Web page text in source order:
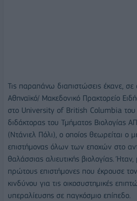
Τις παραπάνω διαπιστώσεις έκανε, σε
Αθηναϊκό/ Μακεδονικό Πρακτορείο
στο University of British Columbia του
διδάκτορας του Τμήματος Βιολογίας
(Ντάνιελ Πόλι), ο οποίος θεωρείται ο
επιστήμονας όλων των εποχών στο
θαλάσσιας αλιευτικής βιολογίας.
πρώτους επιστήμονες που έκρουσε
κινδύνου για τις οικοσυστημικές
υπεραλίευσης σε παγκόσμιο επίπεδο.